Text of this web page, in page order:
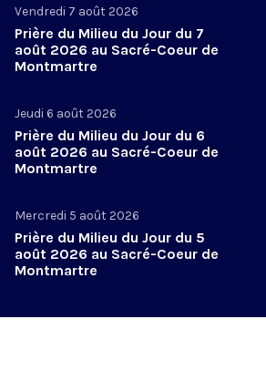
Vendredi 7 août 2026
Prière du Milieu du Jour du 7
août 2026 au Sacré-Coeur de
Montmartre
Jeudi 6 août 2026
Prière du Milieu du Jour du 6
août 2026 au Sacré-Coeur de
Montmartre
Mercredi 5 août 2026
Prière du Milieu du Jour du 5
août 2026 au Sacré-Coeur de
Montmartre